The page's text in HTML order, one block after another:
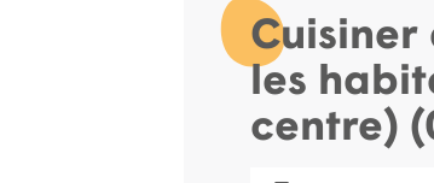
les
centre)